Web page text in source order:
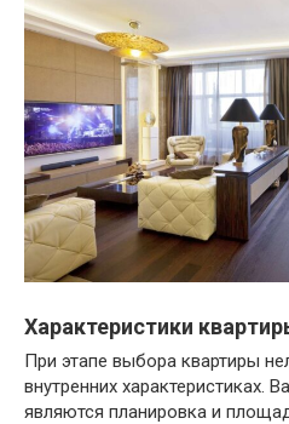
Характеристики
При этапе выбора квартиры
внутренних характеристиках.
являются планировка и